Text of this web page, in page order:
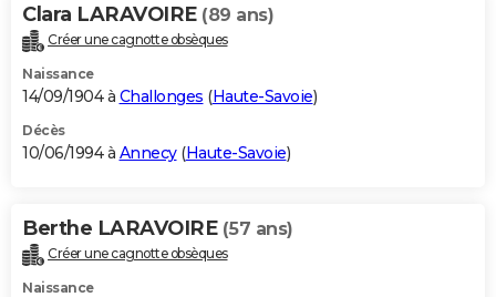
Clara LARAVOIRE (89 ans)
Créer une cagnotte obsèques
Naissance
14/09/1904 à Challonges (Haute-Savoie)
Décès
10/06/1994 à Annecy(Haute-Savoie)
Berthe LARAVOIRE (57 ans)
Créer une cagnotte obsèques
Naissance